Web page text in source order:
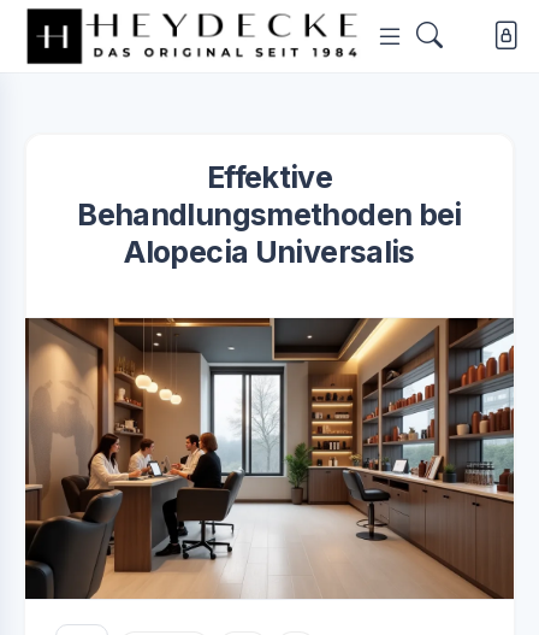
Effektive
Behandlungsmethoden bei
Alopecia Universalis